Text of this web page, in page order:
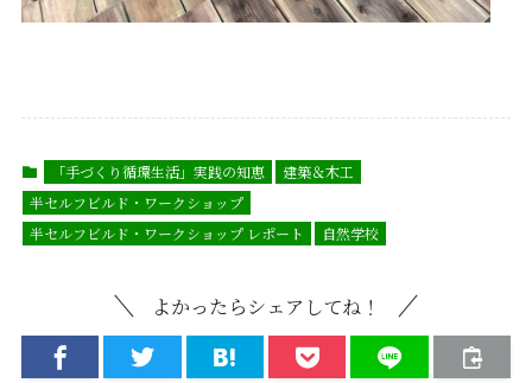
「手づくり循環生活」実践の知恵
建築＆木工
半セルフビルド・ワークショップ
半セルフビルド・ワークショップ レポート
自然学校
よかったらシェアしてね！